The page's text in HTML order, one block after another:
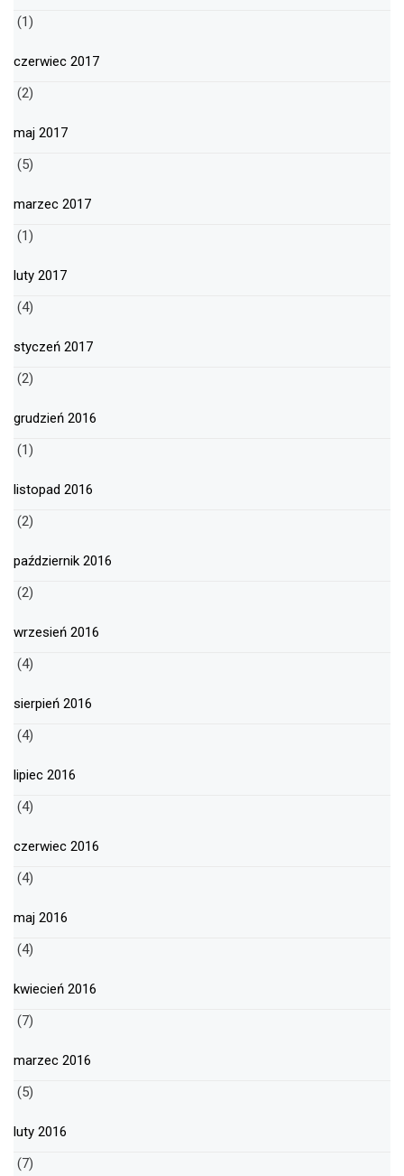
(1)
czerwiec 2017
(2)
maj 2017
(5)
marzec 2017
(1)
luty 2017
(4)
styczeń 2017
(2)
grudzień 2016
(1)
listopad 2016
(2)
październik 2016
(2)
wrzesień 2016
(4)
sierpień 2016
(4)
lipiec 2016
(4)
czerwiec 2016
(4)
maj 2016
(4)
kwiecień 2016
(7)
marzec 2016
(5)
luty 2016
(7)